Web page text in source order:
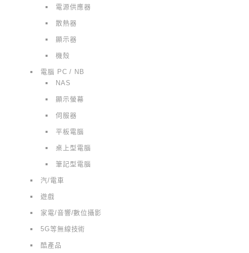
電源供應器
散熱器
顯示器
機殼
電腦 PC / NB
NAS
顯示螢幕
伺服器
平板電腦
桌上型電腦
筆記型電腦
汽/電車
遊戲
家電/音響/數位攝影
5G等無線技術
酷產品